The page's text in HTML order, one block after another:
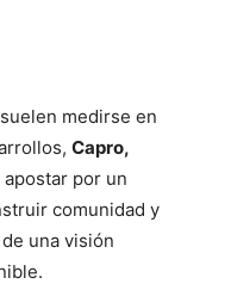
medirse en
Capro,
por un
comunidad y
una visión